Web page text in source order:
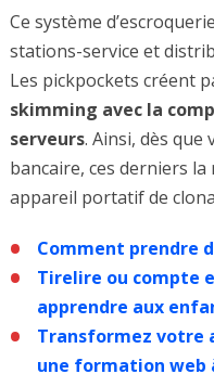
Ce système
stations-service et
Les pickpockets créent
skimming avec la
serveurs. Ainsi, dès que
bancaire, ces derniers
appareil portatif de
Comment prendre
Tirelire ou compte
apprendre aux
Transformez votre
une formation web